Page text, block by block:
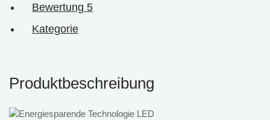
Bewertung 5
Kategorie
Produktbeschreibung